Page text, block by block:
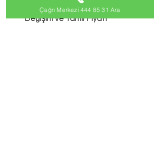
Protherm Doldurma Musluğu
Değişim ve Tamir Fiyatı
Çağrı Merkezi 444 85 31 Ara